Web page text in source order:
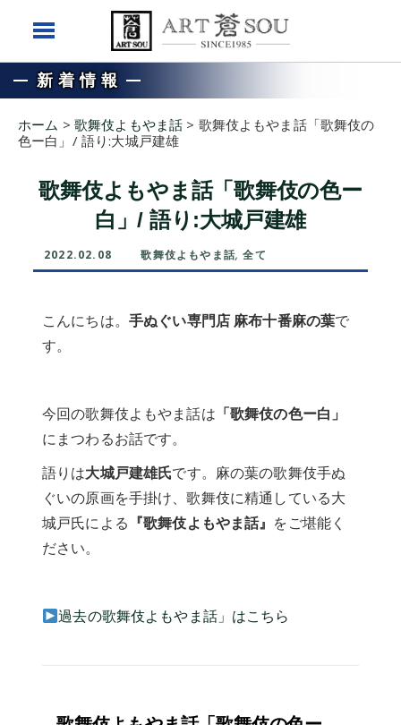
新着情報
ホーム > 歌舞伎よもやま話 > 歌舞伎よもやま話「歌舞伎の
色ー白」/ 語り:大城戸建雄
歌舞伎よもやま話「歌舞伎の色ー
白」/ 語り:大城戸建雄
2022.02.08 歌舞伎よもやま話,全て
こんにちは。 手ぬぐい専門店 麻布十番麻の葉で
す。
今回の歌舞伎よもやま話は 「歌舞伎の色ー白」
にまつわるお話です。
語りは大城戸建雄氏です。麻の葉の歌舞伎手ぬ
ぐいの原画を手掛け、歌舞伎に精通している大
城戸氏による 『歌舞伎よもやま話』 をご堪能く
ださい。
過去の歌舞伎よもやま話」はこちら